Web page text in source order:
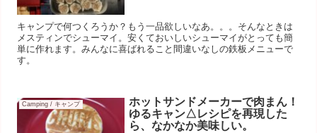
キャンプで何つくろうか？もう一品欲しいなあ。。。そんなときは
メスティンでシューマイ。安くておいしいシューマイがとっても簡
単に作れます。みんなに喜ばれること間違いなしの鉄板メニューで
す。
Camping / キャンプ
ホットサンドメーカーで肉まん！
ゆるキャン△レシピを再現した
ら、なかなか美味しい。